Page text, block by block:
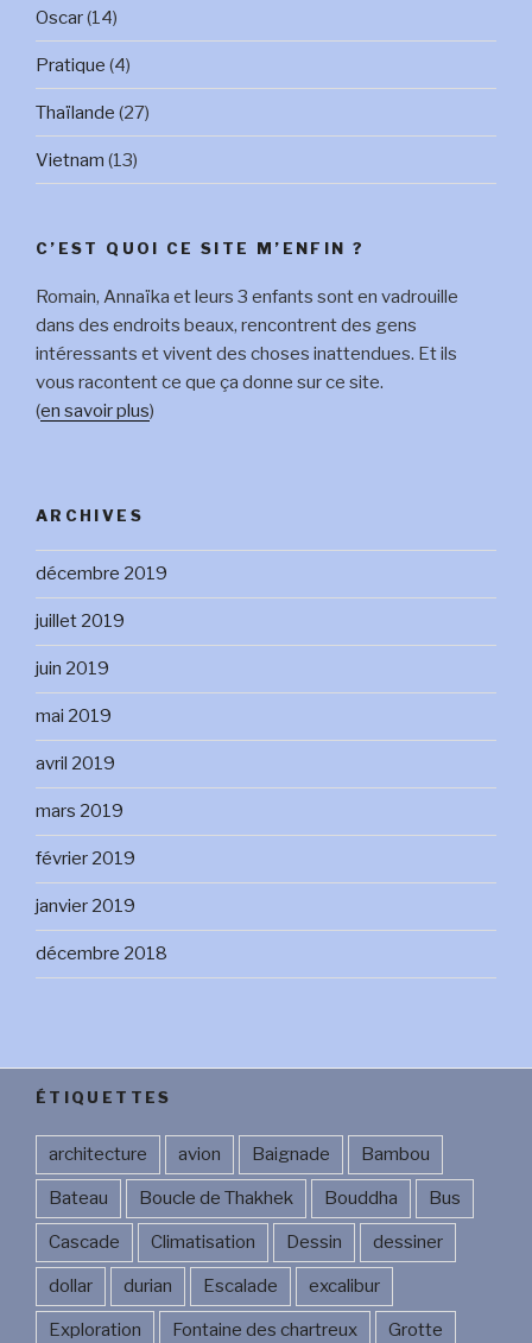
Oscar(14)
Pratique (4)
Thaïlande (27)
Vietnam (13)
C’EST QUOI CE SITE M’ENFIN ?
Romain, Annaïka et leurs 3 enfants sont en vadrouille
dans des endroits beaux, rencontrent des gens
intéressants et vivent des choses inattendues. Et ils
vous racontent ce que ça donne sur ce site.
(en savoir plus)
ARCHIVES
décembre 2019
juillet 2019
juin 2019
mai 2019
avril 2019
mars 2019
février 2019
janvier 2019
décembre 2018
ÉTIQUETTES
architecture avion Baignade Bambou
Bateau Boucle de Thakhek Bouddha Bus
Cascade Climatisation Dessin dessiner
dollar durian Escalade excalibur
Exploration Fontaine des chartreux Grotte